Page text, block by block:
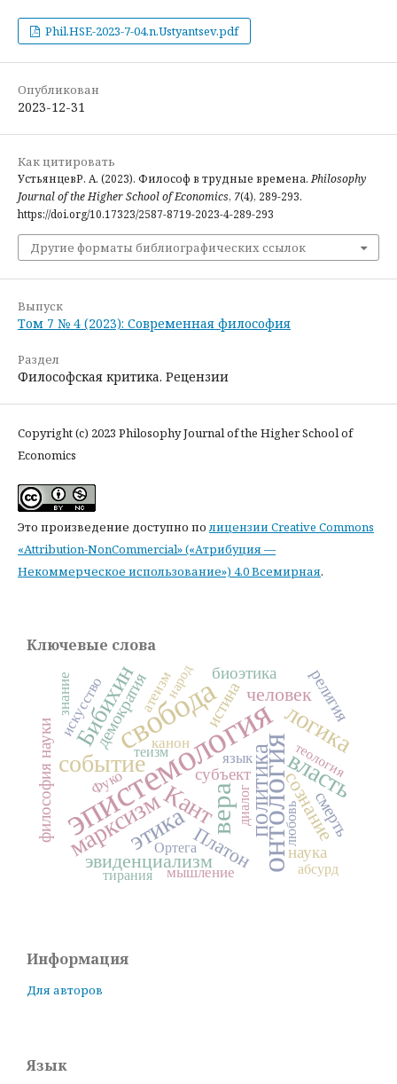
Phil.HSE-2023-7-04.n.Ustyantsev.pdf
Опубликован
2023-12-31
Как цитировать
УстьянцевР. А. (2023). Философ в трудные времена.Philosophy
Journal of the Higher School of Economics, 7(4), 289-293.
https://doi.org/10.17323/2587-8719-2023-4-289-293
Другие форматы библиографических ссылок
Выпуск
Том 7 № 4 (2023): Современная философия
Раздел
Философская критика. Рецензии
Copyright (c) 2023 Philosophy Journal of the Higher School of
Economics
Это произведение доступно полицензии Creative Commons
«Attribution-NonCommercial» («Атрибуция —
Некоммерческое использование») 4.0 Всемирная.
Ключевые слова
эпистемология
свобода
онтология
вера
Кант
событие
этика
власть
марксизм
логика
политика
Бибихин человек
сознание
Платон
эвиденциализм
субъект
наука
религия
демократия
философия науки
истина
смерть
биоэтика
мышление
канон
искусство
знание
Фуко
атеизм
язык
тирания
диалог
народ
любовь
теизм теология
абсурд
Ортега
Информация
Для авторов
Язык